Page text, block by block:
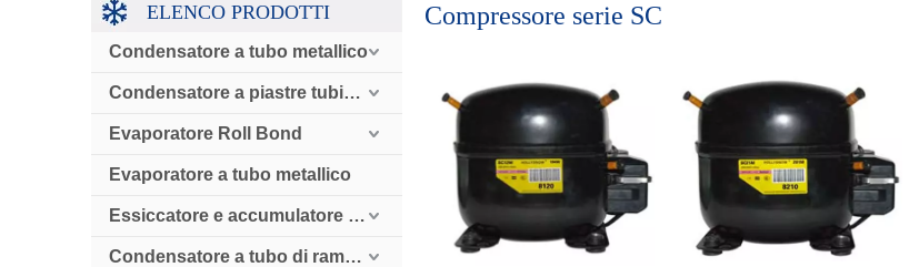
ELENCO PRODOTTI
Condensatore a tubo metallico
Condensatore a piastre tubiere
Evaporatore Roll Bond
Evaporatore a tubo metallico
Essiccatore e accumulatore e valvola di ritegno
Condensatore a tubo di rame raffreddato ad aria
Compressore serie SC